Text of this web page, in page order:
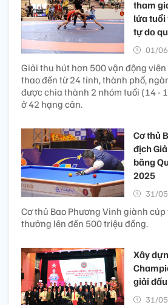
tham
lứa tuổi
tự do
01/
Giải thu hút hơn 500 vận động
thao đến từ 24 tỉnh, thành phố,
được chia thành 2 nhóm tuổi (14 -
ở 42 hạng cân.
Cơ thủ
địch
băng
2025
31/
Cơ thủ Bao Phương Vinh giành
thưởng lên đến 500 triệu đồng.
Xây
giải
31/